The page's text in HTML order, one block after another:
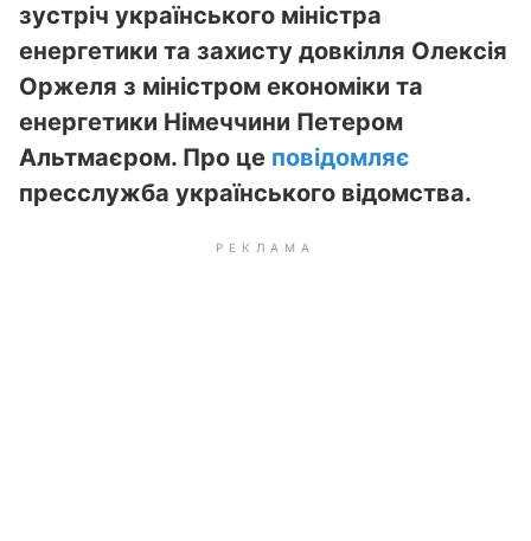
зустріч українського міністра
енергетики та захисту довкілля Олексія
Оржеля з міністром економіки та
енергетики Німеччини Петером
Альтмаєром. Про це повідомляє
пресслужба українського відомства.
РЕКЛАМА